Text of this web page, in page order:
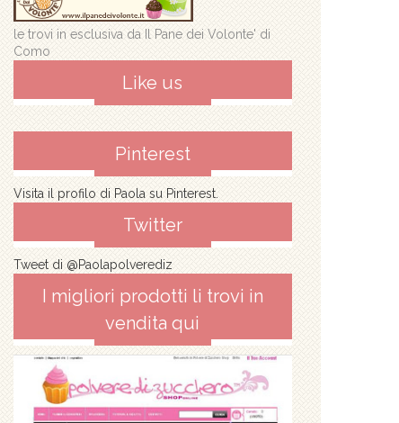
le trovi in esclusiva da Il Pane dei Volonte' di
Como
Like us
Pinterest
Visita il profilo di Paola su Pinterest.
Twitter
Tweet di @Paolapolverediz
I migliori prodotti li trovi in
vendita qui